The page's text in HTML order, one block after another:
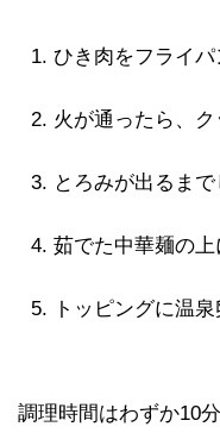
ひき肉をフライパ
火が通ったら、
とろみが出るま
茹でた中華麺の上
トッピングに温
調理時間はわずか10分